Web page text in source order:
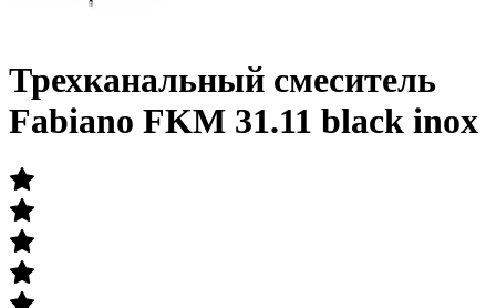
Трехканальный смеситель
Fabiano FKM 31.11 black inox